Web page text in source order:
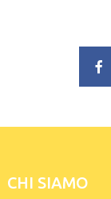
CHI SIAMO